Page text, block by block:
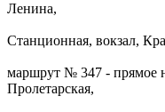
Ленина,
Станционная, вокзал,
маршрут № 347 - прямое
Пролетарская,